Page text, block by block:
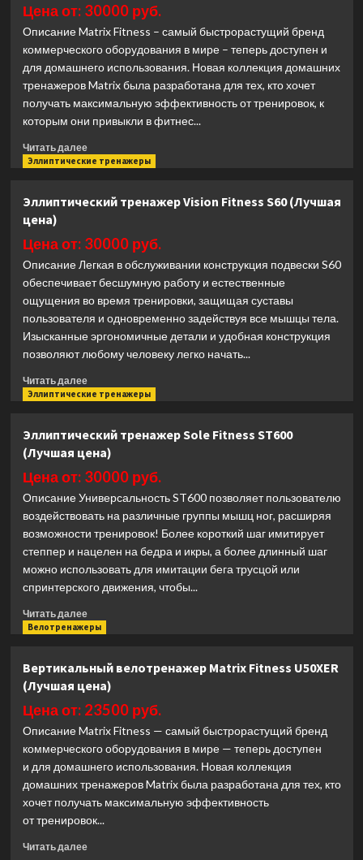
Fitness
E95
(2023)
(Лучшая
цена)
Цена от: 30000 руб.
Описание Matrix Fitness – самый быстрорастущий бренд
коммерческого оборудования в мире – теперь доступен и
для домашнего использования. Новая коллекция домашних
тренажеров Matrix была разработана для тех, кто хочет
получать максимальную эффективность от тренировок, к
которым они привыкли в фитнес...
Читать далееПрочитать
больше
тренажер
Fitness
A30XIR
(Лучшая
цена)
Эллиптические тренажеры
Эллиптический тренажер Vision Fitness S60 (Лучшая
цена)
Цена от: 30000 руб.
Описание Легкая в обслуживании конструкция подвески S60
обеспечивает бесшумную работу и естественные
ощущения во время тренировки, защищая суставы
пользователя и одновременно задействуя все мышцы тела.
Изысканные эргономичные детали и удобная конструкция
позволяют любому человеку легко начать...
Читать далееПрочитать
больше
тренажер
Vision
Fitness
S60
(Лучшая
цена)
Эллиптические тренажеры
Эллиптический тренажер Sole Fitness ST600
(Лучшая цена)
Цена от: 30000 руб.
Описание Универсальность ST600 позволяет пользователю
воздействовать на различные группы мышц ног, расширяя
возможности тренировок! Более короткий шаг имитирует
степпер и нацелен на бедра и икры, а более длинный шаг
можно использовать для имитации бега трусцой или
спринтерского движения, чтобы...
Читать далееПрочитать
больше
тренажер
Sole
Fitness
ST600
(Лучшая
цена)
Велотренажеры
Вертикальный велотренажер Matrix Fitness U50XER
(Лучшая цена)
Цена от: 23500 руб.
Описание Matrix Fitness — самый быстрорастущий бренд
коммерческого оборудования в мире — теперь доступен
и для домашнего использования. Новая коллекция
домашних тренажеров Matrix была разработана для тех, кто
хочет получать максимальную эффективность
от тренировок...
Читать далееПрочитать